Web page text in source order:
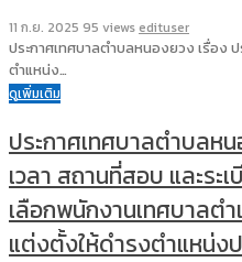
11 ก.ย. 2025 95 views edituser
ประกาศเทศบาลตำบลหนองยวง เรื่อง
ตำแหน่ง…
ดูเพิ่มเติม
ประกาศเทศบาลตำบลห
เวลา สถานที่สอบ และร
เลือกพนักงานเทศบาลตำ
แต่งตั้งให้ดำรงตำแหน่งป